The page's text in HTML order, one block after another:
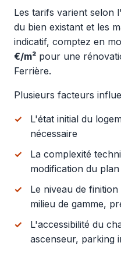
Les tarifs varient selon
du bien existant et les
indicatif, comptez en
€/m² pour une
Ferrière.
Plusieurs facteurs
L'état initial du
nécessaire
La complexité
modification du
Le niveau de
milieu de gamme,
L'accessibilité du
ascenseur, parking